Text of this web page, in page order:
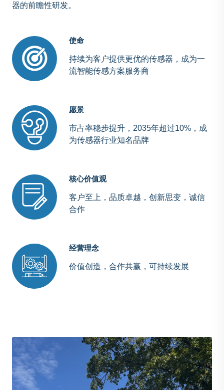
器的前瞻性研发。
使命
持续为客户提供更优的传感器，成为一
流智能传感方案服务商
愿景
市占率稳步提升，2035年超过10%，成
为传感器行业知名品牌
核心价值观
客户至上，品质卓越，创新思变，诚信
合作
经营理念
价值创造，合作共赢，可持续发展